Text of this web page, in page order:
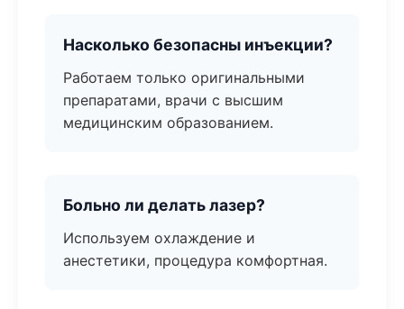
Насколько безопасны инъекции?
Работаем только оригинальными
препаратами, врачи с высшим
медицинским образованием.
Больно ли делать лазер?
Используем охлаждение и
анестетики, процедура комфортная.